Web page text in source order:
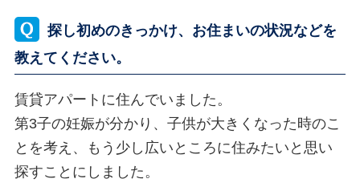
探し初めのきっかけ、お住まいの状況などを
教えてください。
賃貸アパートに住んでいました。
第3子の妊娠が分かり、子供が大きくなった時のこ
とを考え、もう少し広いところに住みたいと思い
探すことにしました。